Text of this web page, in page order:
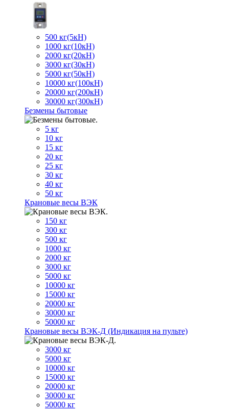
500 кг(5кН)
1000 кг(10кН)
2000 кг(20кН)
3000 кг(30кН)
5000 кг(50кН)
10000 кг(100кН)
20000 кг(200кН)
30000 кг(300кН)
Безмены бытовые
5 кг
10 кг
15 кг
20 кг
25 кг
30 кг
40 кг
50 кг
Крановые весы ВЭК
150 кг
300 кг
500 кг
1000 кг
2000 кг
3000 кг
5000 кг
10000 кг
15000 кг
20000 кг
30000 кг
50000 кг
Крановые весы ВЭК-Д (Индикация на пульте)
3000 кг
5000 кг
10000 кг
15000 кг
20000 кг
30000 кг
50000 кг